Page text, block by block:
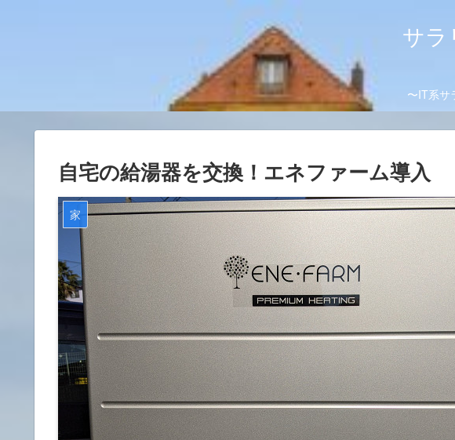
サラ
〜IT系サ
自宅の給湯器を交換！エネファーム導入
家